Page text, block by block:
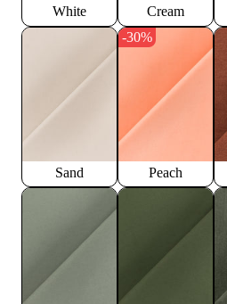
White Cream
Sand
-30%
Peach